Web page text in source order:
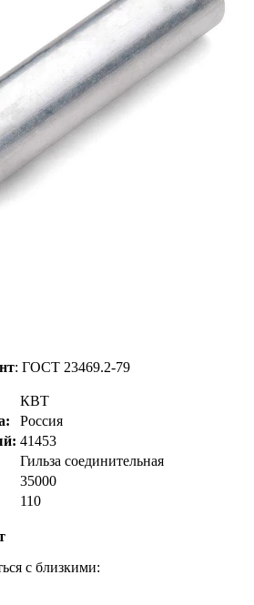
: ГОСТ 23469.2-79
КВТ
Россия
41453
Гильза соединительная
35000
110
с близкими: